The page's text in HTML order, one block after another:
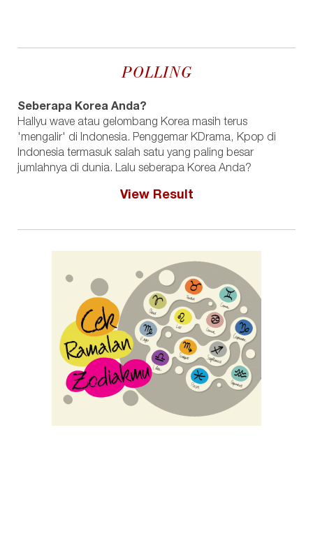
POLLING
Seberapa Korea Anda?
Hallyu wave atau gelombang Korea masih terus
'mengalir' di Indonesia. Penggemar KDrama, Kpop di
Indonesia termasuk salah satu yang paling besar
jumlahnya di dunia. Lalu seberapa Korea Anda?
View Result